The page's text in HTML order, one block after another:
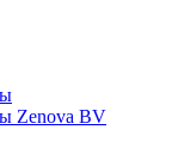
Zenova BV